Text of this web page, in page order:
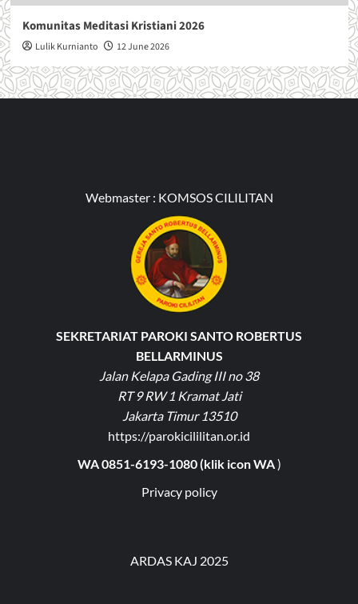
Komunitas Meditasi Kristiani 2026
Lulik Kurnianto 12 June 2026
Webmaster : KOMSOS CILILITAN
SEKRETARIAT PAROKI SANTO ROBERTUS
BELLARMINUS
Jalan Kelapa Gading III no 38
RT 9 RW 1 Kramat Jati
Jakarta Timur 13510
https://parokicililitan.or.id
WA 0851-6193-1080 (klik icon WA)
Privacy policy
ARDAS KAJ 2025